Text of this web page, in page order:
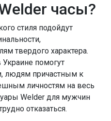
часы?
стиля подойдут
твердого характера.
Украине помогут
людям причастным к
личностям на весь
Welder для мужчин
отказаться.